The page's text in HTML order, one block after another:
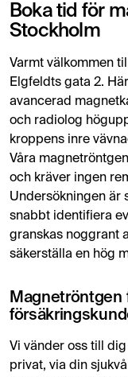
Boka tid för
Stockholm
Varmt välkommen
Elgfeldts gata 2.
avancerad
och radiolog
kroppens inre
Våra
och kräver ingen
Undersökningen är
snabbt identifiera
granskas noggrant
säkerställa en hög
Magnetröntgen
Vi vänder oss till
privat, via din